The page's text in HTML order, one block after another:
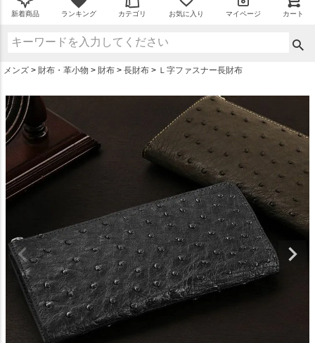
新着商品 ランキング カテゴリ お気に入り マイページ カート
メンズ 財布・革小物 財布 長財布 Ｌ字ファスナー長財布